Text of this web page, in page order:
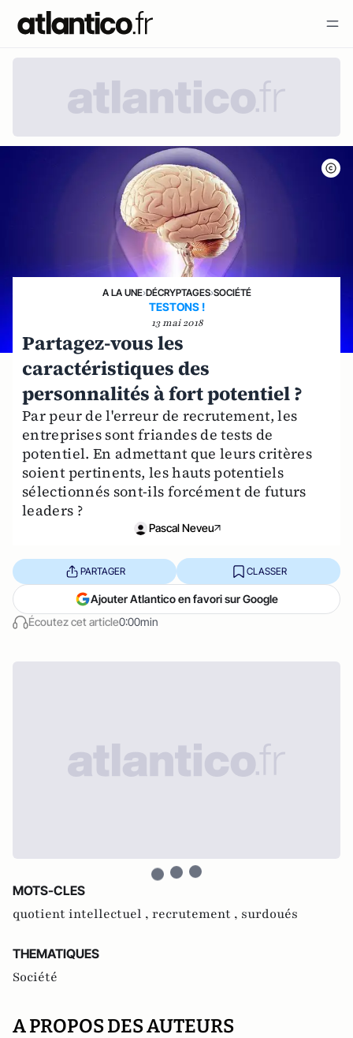
A LA UNE›DÉCRYPTAGES›SOCIÉTÉ
TESTONS !
13 mai 2018
Partagez-vous les
caractéristiques des
personnalités à fort potentiel ?
Par peur de l'erreur de recrutement, les
entreprises sont friandes de tests de
potentiel. En admettant que leurs critères
soient pertinents, les hauts potentiels
sélectionnés sont-ils forcément de futurs
leaders ?
Pascal Neveu
Écoutez cet article0:00min
PARTAGER CLASSER
Ajouter Atlantico en favori sur Google
MOTS-CLES
quotient intellectuel , recrutement , surdoués
THEMATIQUES
Société
A PROPOS DES AUTEURS